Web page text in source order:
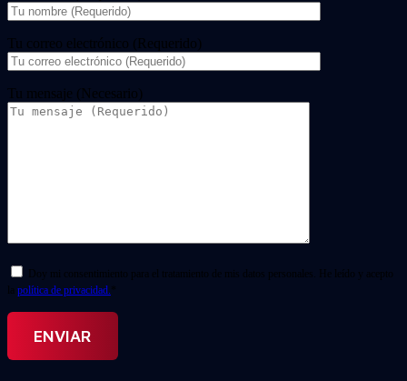
Tu correo electrónico (Requerido)
Tu mensaje (Necesario)
Doy mi consentimiento para el tratamiento de mis datos personales. He leído y acepto
la política de privacidad. *